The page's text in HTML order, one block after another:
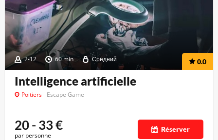
2-12 60 min Средний 0.0
Intelligence artificielle
Poitiers Escape Game
20 - 33€
par personne
Réserver